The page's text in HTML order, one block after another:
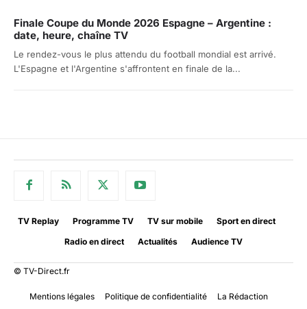
Finale Coupe du Monde 2026 Espagne – Argentine :
date, heure, chaîne TV
Le rendez-vous le plus attendu du football mondial est arrivé.
L'Espagne et l'Argentine s'affrontent en finale de la...
TV Replay Programme TV TV sur mobile
Sport en direct
Radio en direct
Actualités Audience TV
© TV-Direct.fr
Mentions légales Politique de confidentialité La Rédaction